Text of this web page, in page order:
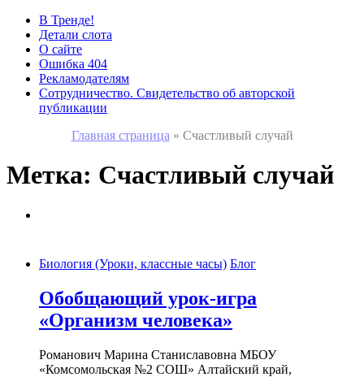
В Тренде!
Детали слота
О сайте
Ошибка 404
Рекламодателям
Сотрудничество. Свидетельство об авторской
публикации
Главная страница » Счастливый случай
Метка: Счастливый случай
Биология (Уроки, классные часы) Блог
Обобщающий урок-игра
«Организм человека»
Романович Марина Станиславовна МБОУ
«Комсомольская №2 СОШ» Алтайский край,